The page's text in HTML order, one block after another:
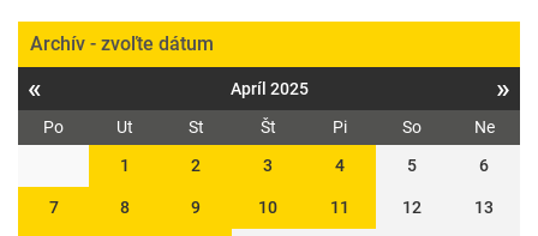
Archív - zvoľte dátum
« Apríl 2025 »
Po Ut St Št Pi So
Ne
1
2 3 4 5 6
7 8 9 10 11 12 13